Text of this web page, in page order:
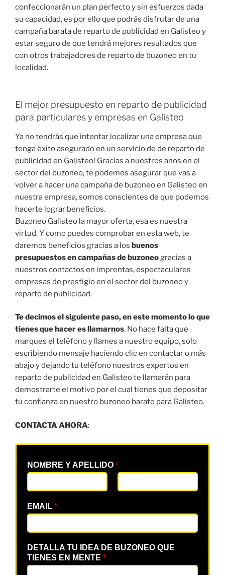
confeccionarán un plan perfecto y sin esfuerzos dada
su capacidad, es por ello que podrás disfrutar de una
campaña barata de reparto de publicidad en Galisteo y
estar seguro de que tendrá mejores resultados que
con otros trabajadores de reparto de buzoneo en tu
localidad.
El mejor presupuesto en reparto de publicidad
para particulares y empresas en Galisteo
Ya no tendrás que intentar localizar una empresa que
tenga éxito asegurado en un servicio de de reparto de
publicidad en Galisteo! Gracias a nuestros años en el
sector del buzoneo, te podemos asegurar que vas a
volver a hacer una campaña de buzoneo en Galisteo en
nuestra empresa, somos conscientes de que podemos
hacerte lograr beneficios.
Buzoneo Galisteo la mayor oferta, esa es nuestra
virtud. Y como puedes comprobar en esta web, te
daremos beneficios gracias a los buenos
presupuestos en campañas de buzoneogracias a
nuestros contactos en imprentas, espectaculares
empresas de prestigio en el sector del buzoneo y
reparto de publicidad.
Te decimos el siguiente paso, en este momento lo que
tienes que hacer es llamarnos. No hace falta que
marques el teléfono y llames a nuestro equipo, solo
escribiendo mensaje haciendo clic en contactar o más
abajo y dejando tu teléfono nuestros expertos en
reparto de publicidad en Galisteo te llamarán para
demostrarte el motivo por el cual tienes que depositar
tu confianza en nuestro buzoneo barato para Galisteo.
CONTACTA AHORA:
NOMBRE Y APELLIDO *
EMAIL *
DETALLA TU IDEA DE BUZONEO QUE
TIENES EN MENTE *